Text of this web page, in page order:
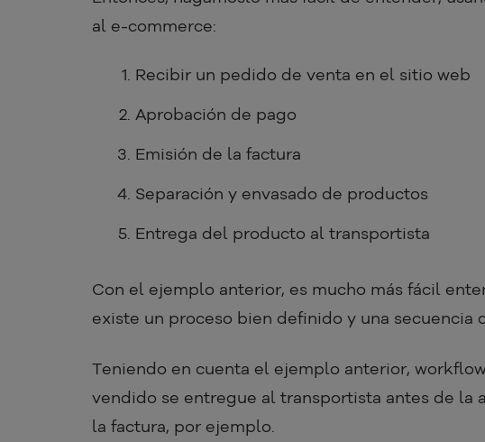
al e-commerce:
Recibir un pedido de venta en el sitio web
Aprobación de pago
Emisión de la factura
Separación y envasado de productos
Entrega del producto al transportista
Con el ejemplo anterior, es mucho más fácil
existe un proceso bien definido y una secuencia
Teniendo en cuenta el ejemplo anterior,
vendido se entregue al transportista antes de la
la factura, por ejemplo.